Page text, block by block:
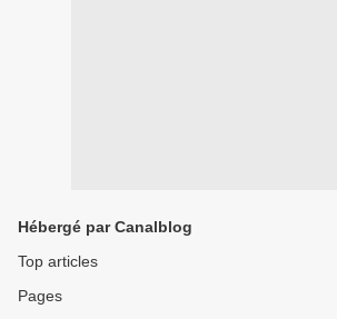
Hébergé par Canalblog
Top articles
Pages